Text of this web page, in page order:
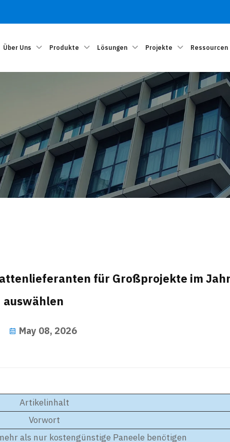
Über Uns Produkte Lösungen Projekte Ressourcen
für Großprojekte im
auswählen
May 08, 2026
Artikelinhalt
Vorwort
als nur kostengünstige Paneele benötigen